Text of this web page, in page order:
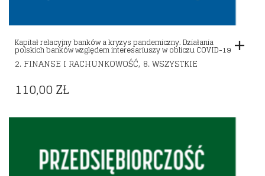
Kapitał relacyjny banków a kryzys pandemiczny. Działania
polskich banków względem interesariuszy w obliczu COVID-19
2. FINANSE I RACHUNKOWOŚĆ, 8. WSZYSTKIE
110,00ZŁ